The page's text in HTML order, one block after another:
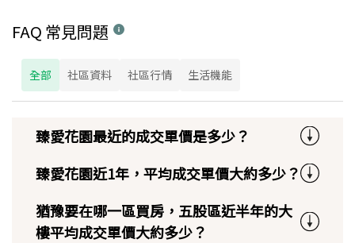
FAQ 常見問題
全部 社區資料 社區行情 生活機能
臻愛花園最近的成交單價是多少？
臻愛花園近1年，平均成交單價大約多少？
猶豫要在哪一區買房，五股區近半年的大
樓平均成交單價大約多少？